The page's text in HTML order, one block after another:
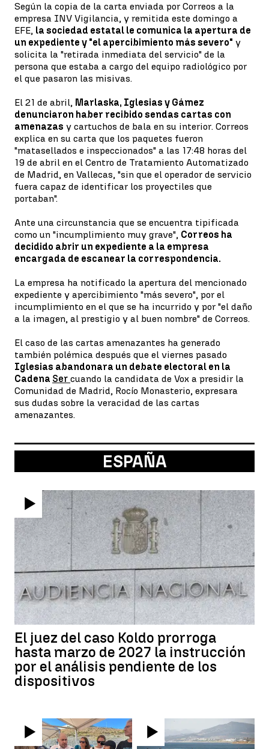
Según la copia de la carta enviada por Correos a la
empresa INV Vigilancia, y remitida este domingo a
EFE, la sociedad estatal le comunica la apertura de
un expediente y "el apercibimiento más severo" y
solicita la "retirada inmediata del servicio" de la
persona que estaba a cargo del equipo radiológico por
el que pasaron las misivas.
El 21 de abril, Marlaska, Iglesias y Gámez
denunciaron haber recibido sendas cartas con
amenazas y cartuchos de bala en su interior. Correos
explica en su carta que los paquetes fueron
"matasellados e inspeccionados" a las 17:48 horas del
19 de abril en el Centro de Tratamiento Automatizado
de Madrid, en Vallecas, "sin que el operador de servicio
fuera capaz de identificar los proyectiles que
portaban".
Ante una circunstancia que se encuentra tipificada
como un "incumplimiento muy grave", Correos ha
decidido abrir un expediente a la empresa
encargada de escanear la correspondencia.
La empresa ha notificado la apertura del mencionado
expediente y apercibimiento "más severo", por el
incumplimiento en el que se ha incurrido y por "el daño
a la imagen, al prestigio y al buen nombre" de Correos.
El caso de las cartas amenazantes ha generado
también polémica después que el viernes pasado
Iglesias abandonara un debate electoral en la
Cadena Ser cuando la candidata de Vox a presidir la
Comunidad de Madrid, Rocío Monasterio, expresara
sus dudas sobre la veracidad de las cartas
amenazantes.
ESPAÑA
El juez del caso Koldo prorroga
hasta marzo de 2027 la instrucción
por el análisis pendiente de los
dispositivos